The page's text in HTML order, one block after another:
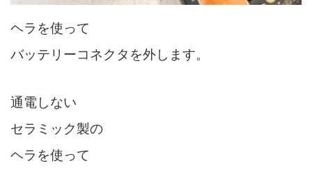
ヘラを使って
バッテリーコネクタを外します。
通電しない
セラミック製の
ヘラを使って